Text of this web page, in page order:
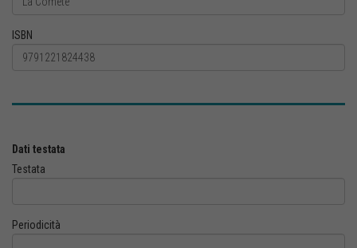
ISBN
Dati testata
Testata
Periodicità